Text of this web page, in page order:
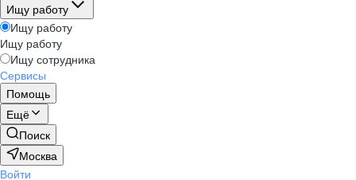
Ищу работу
Ищу работу
Ищу работу
Ищу сотрудника
Сервисы
Помощь
Ещё
Поиск
Москва
Войти